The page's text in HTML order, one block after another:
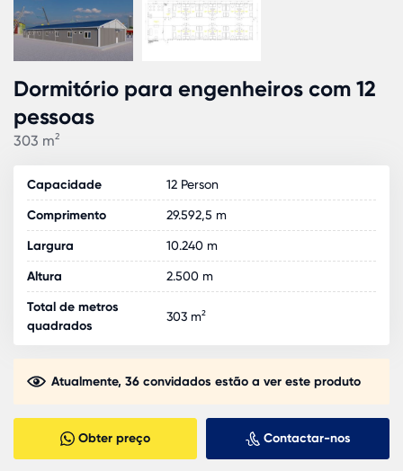
Dormitório para engenheiros com 12
pessoas
303 m²
Capacidade 12 Person
Comprimento 29.592,5 m
Largura 10.240 m
Altura 2.500 m
Total de metros
quadrados
303 m²
Atualmente, 36 convidados estão a ver este produto
Obter preço Contactar-nos